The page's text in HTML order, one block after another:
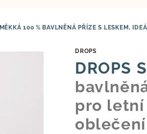
MĚKKÁ 100 % BAVLNĚNÁ PŘÍZE S LESKEM,
DROPS
DROPS
pro letní
oblečení